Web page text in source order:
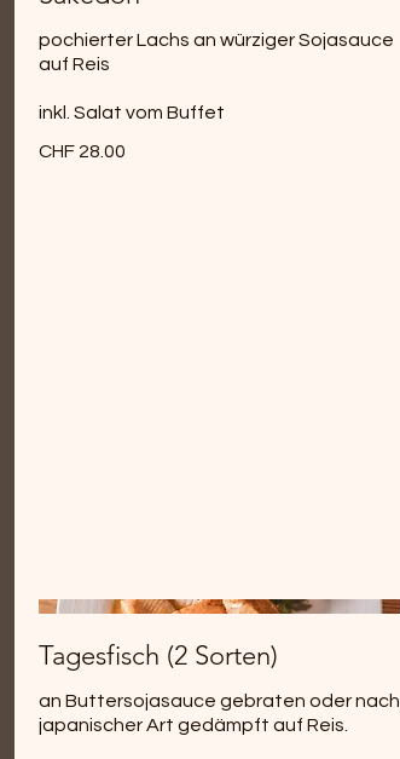
pochierter Lachs an würziger Sojasauce
auf Reis
inkl. Salat vom Buffet
CHF 28.00
Tagesfisch (2 Sorten)
an Buttersojasauce gebraten oder nach
japanischer Art gedämpft auf Reis.